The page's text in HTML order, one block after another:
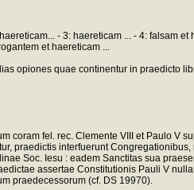
- 3: haereticam ... - 4: falsam
et haereticam ...
opiones quae continentur in praedicto
coram fel. rec. Clemente VIII et Paulo V
praedictis interfuerunt
Soc. Iesu : eadem Sanctitas sua
assertae Constitutionis Pauli V
praedecessorum (cf. DS 19970).